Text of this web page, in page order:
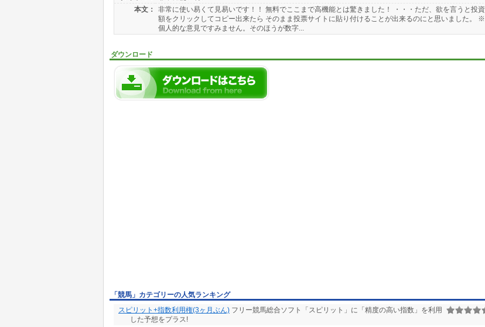
本文：
非常に使い易くて見易いです！！ 無料でここまで高機能とは驚きました！ ・・・ただ、欲を言うと投資
額をクリックしてコピー出来たら そのまま投票サイトに貼り付けることが出来るのにと思いました。 ※
個人的な意見ですみません。そのほうが数字...
ダウンロード
「競馬」カテゴリーの人気ランキング
スピリット+指数利用権(3ヶ月ぶん) フリー競馬総合ソフト「スピリット」に「精度の高い指数」を利用
した予想をプラス!